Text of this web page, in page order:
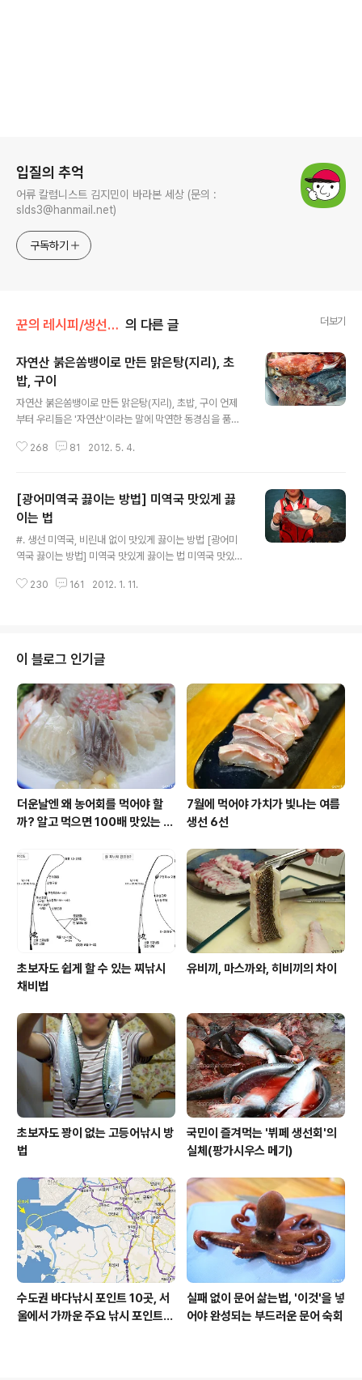
입질의 추억
어류 칼럼니스트 김지민이 바라본 세상 (문의 :
slds3@hanmail.net)
구독하기
꾼의 레시피/생선 요리 의 다른 글 더보기
자연산 붉은쏨뱅이로 만든 맑은탕(지리), 초
밥, 구이
자연산 붉은쏨뱅이로 만든 맑은탕(지리), 초밥, 구이 언제
부터 우리들은 '자연산'이라는 말에 막연한 동경심을 품어
단하지요. 신토불이가 사라져가는 요즘의 먹거리 현실에
와닿지 않을지도 모르지만 무분별한 수입으로 인해 가짜와
짝퉁이 난무하는 세상, 그리고 비슷하게 생긴 유사품종이
진품 행사를 하는 세상에서 '자연산'이 가지는 의미는 실로
가치가 있을거라고 생각합니다. 우리의 식탁에서 점점 잊
혀져만가는 100% 자연산, 그것도 쉽사리 구경할 수 없는
붉은쏨뱅이로 맑은탕(지리), 구이, 그리고 초밥을 만들어봤
268 81 2012. 5. 4.
[광어미역국 끓이는 방법] 미역국 맛있게 끓
이는 법
#. 생선 미역국, 비린내 없이 맛있게 끓이는 방법 [광어미
역국 끓이는 방법] 미역국 맛있게 끓이는 법 미역국 맛있게
수준엔 못미치겠지만 몇몇 한정된 메뉴에 한해서는 제 나
미역국을 떠올리기 마련입니다. 생선이 들어간 미역국은
수도권을 비롯한 내륙지방 사람들에겐 다소 생소할지도 모
릅니다. 하지만 남도지방 사람들에겐 매우 익숙하지요. 저
도 고향은 서울이지만 부모님이 모두 부산분이셔서 어렸을
적 부터 이 광어 미역국을 먹으며 자라왔습니다. 그래서 피
도 맑고 몸도 건강한 걸까요. ^^ 광어..
230 161 2012. 1. 11.
이 블로그 인기글
더운날엔 왜 농어회를 먹어야 할
까? 알고 먹으면 100배 맛있는 농
7월에 먹어야 가치가 빛나는 여름
생선 6선
초보자도 쉽게 할 수 있는 찌낚시
채비법
유비끼, 마스까와, 히비끼의 차이
초보자도 꽝이 없는 고등어낚시 방
법
국민이 즐겨먹는 '뷔페 생선회'의
실체(팡가시우스 메기)
수도권 바다낚시 포인트 10곳, 서
울에서 가까운 주요 낚시 포인트
실패 없이 문어 삶는법, '이것'을 넣
어야 완성되는 부드러운 문어 숙회